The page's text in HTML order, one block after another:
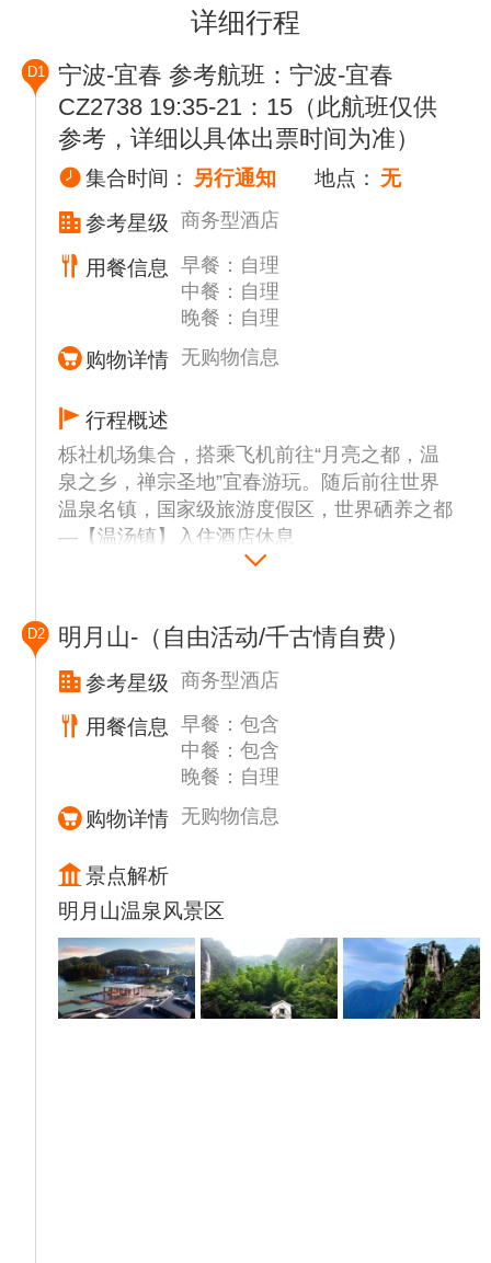
详细行程
D1
宁波-宜春 参考航班：宁波-宜春
CZ2738 19:35-21：15（此航班仅供
参考，详细以具体出票时间为准）
集合时间： 另行通知 地点： 无
参考星级
商务型酒店
用餐信息
早餐：自理
中餐：自理
晚餐：自理
购物详情 无购物信息
行程概述
栎社机场集合，搭乘飞机前往“月亮之都，温
泉之乡，禅宗圣地”宜春游玩。随后前往世界
温泉名镇，国家级旅游度假区，世界硒养之都
—【温汤镇】入住酒店休息
D2 明月山-（自由活动/千古情自费）
参考星级 商务型酒店
用餐信息
早餐：包含
中餐：包含
晚餐：自理
购物详情 无购物信息
景点解析
明月山温泉风景区